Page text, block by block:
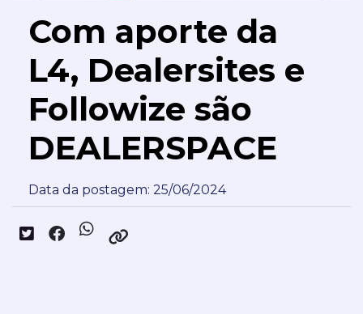
Com aporte da
L4, Dealersites e
Followize são
DEALERSPACE
Data da postagem: 25/06/2024